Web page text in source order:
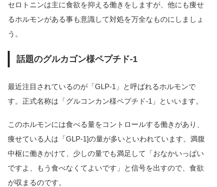
セロトニンは主に食欲を抑える働きをしますが、他にも痩せ
るホルモンがある事も意識して対処を万全なものにしましょ
う。
話題のグルカゴン様ペプチド-1
最近注目されているのが「GLP-1」と呼ばれるホルモンで
す。正式名称は「グルコンカン様ペプチド-1」といいます。
このホルモンには食べる量をコントロールする働きがあり、
痩せている人は「GLP-1]の量が多いといわれています。満腹
中枢に働きかけて、少しの量でも満足して「おなかいっぱい
ですよ、もう食べなくてよいです」と信号を出すので、食欲
が収まるのです。